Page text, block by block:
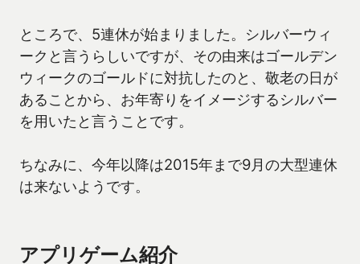
ところで、5連休が始まりました。シルバーウィ
ークと言うらしいですが、その由来はゴールデン
ウィークのゴールドに対抗したのと、敬老の日が
あることから、お年寄りをイメージするシルバー
を用いたと言うことです。
ちなみに、今年以降は2015年まで9月の大型連休
は来ないようです。
アプリゲーム紹介